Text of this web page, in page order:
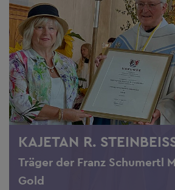
KAJETAN R.
Träger der Franz Schumertl
Gold